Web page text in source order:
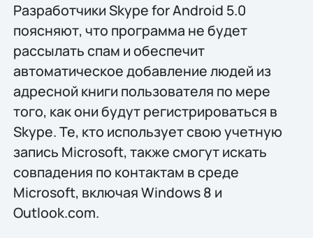
Разработчики Skype for Android 5.0
поясняют, что программа не будет
рассылать спам и обеспечит
автоматическое добавление людей из
адресной книги пользователя по мере
того, как они будут регистрироваться в
Skype. Те, кто использует свою учетную
запись Microsoft, также смогут искать
совпадения по контактам в среде
Microsoft, включая Windows 8 и
Outlook.com.